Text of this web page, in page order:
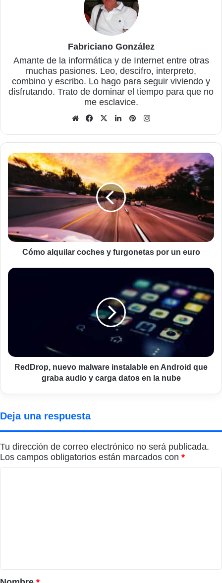
Fabriciano González
Amante de la informática y de Internet entre otras
muchas pasiones. Leo, descifro, interpreto,
combino y escribo. Lo hago para seguir viviendo y
disfrutando. Trato de dominar el tiempo para que no
me esclavice.
Sitio
Facebook
X LinkedInPinterest
Cómo
alquilar
y
furgonetas
un
euro
Cómo alquilar coches y furgonetas por un euro
RedDrop,
audio
en
nube
RedDrop, nuevo malware instalable en Android que
graba audio y carga datos en la nube
Deja una respuesta
Tu dirección de correo electrónico no será publicada.
Los campos obligatorios están marcados con *
r